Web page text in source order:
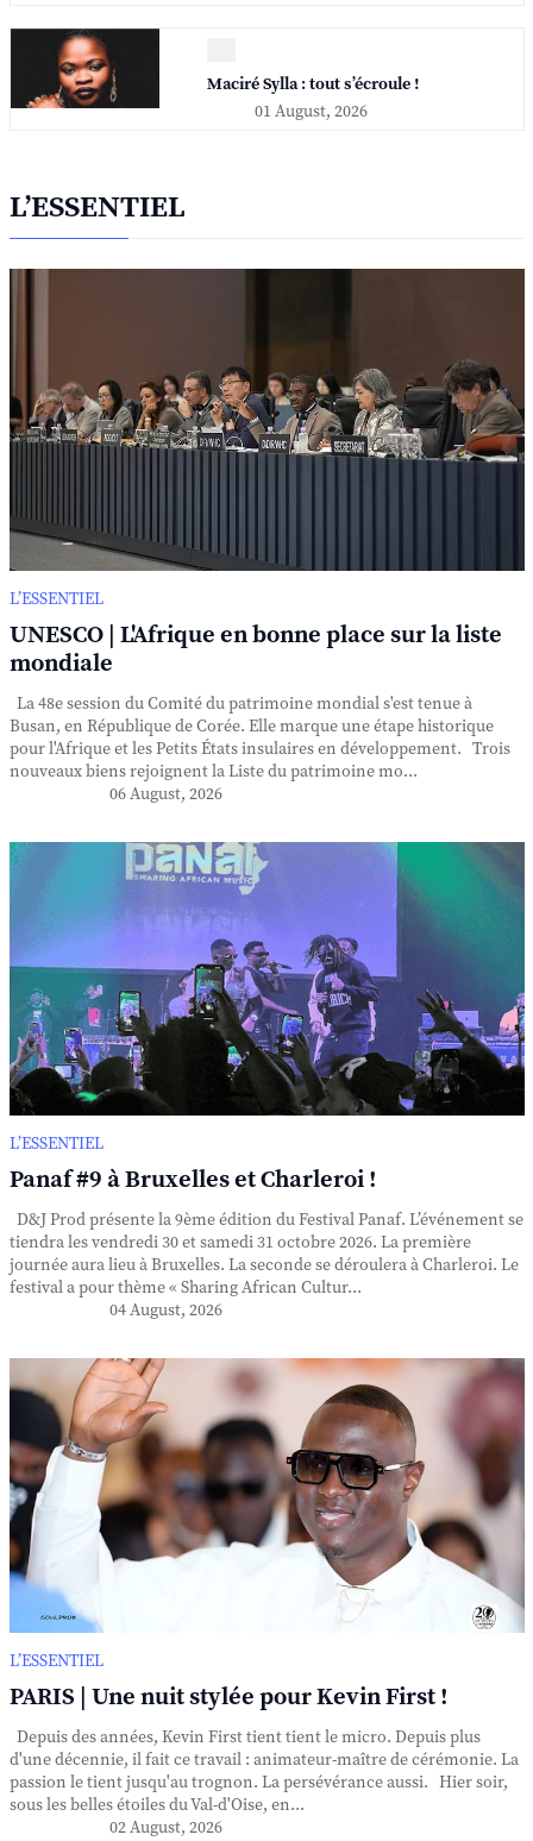
Maciré Sylla : tout s’écroule !
01 August, 2026
L’ESSENTIEL
L’ESSENTIEL
UNESCO | L'Afrique en bonne place sur la liste
mondiale
La 48e session du Comité du patrimoine mondial s'est tenue à
Busan, en République de Corée. Elle marque une étape historique
pour l'Afrique et les Petits États insulaires en développement. Trois
nouveaux biens rejoignent la Liste du patrimoine mo...
06 August, 2026
L’ESSENTIEL
Panaf #9 à Bruxelles et Charleroi !
D&J Prod présente la 9ème édition du Festival Panaf. L’événement se
tiendra les vendredi 30 et samedi 31 octobre 2026. La première
journée aura lieu à Bruxelles. La seconde se déroulera à Charleroi. Le
festival a pour thème « Sharing African Cultur...
04 August, 2026
L’ESSENTIEL
PARIS | Une nuit stylée pour Kevin First !
Depuis des années, Kevin First tient tient le micro. Depuis plus
d'une décennie, il fait ce travail : animateur-maître de cérémonie. La
passion le tient jusqu'au trognon. La persévérance aussi. Hier soir,
sous les belles étoiles du Val-d'Oise, en...
02 August, 2026